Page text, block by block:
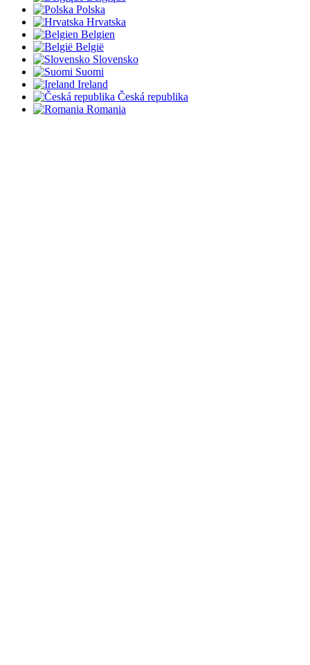
Polska
Hrvatska
Belgien
België
Slovensko
Suomi
Ireland
Česká republika
Romania